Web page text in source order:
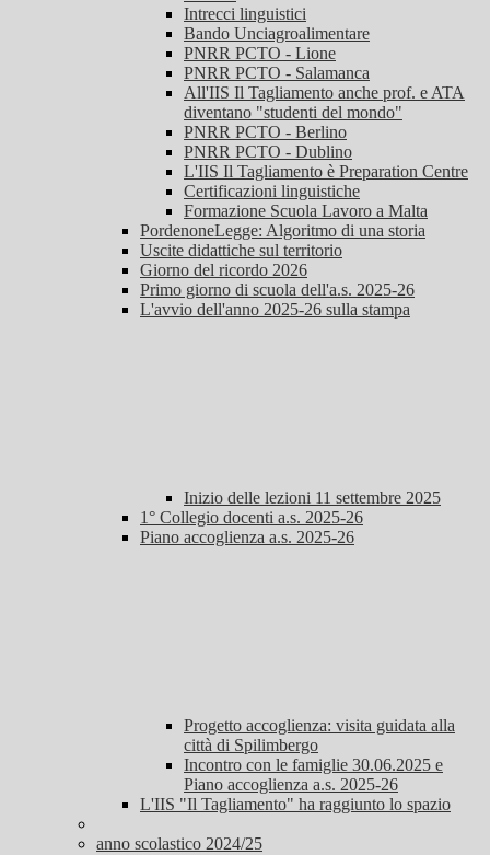
Intrecci linguistici
Bando Unciagroalimentare
PNRR PCTO - Lione
PNRR PCTO - Salamanca
All'IIS Il Tagliamento anche prof. e ATA
diventano "studenti del mondo"
PNRR PCTO - Berlino
PNRR PCTO - Dublino
L'IIS Il Tagliamento è Preparation Centre
Certificazioni linguistiche
Formazione Scuola Lavoro a Malta
PordenoneLegge: Algoritmo di una storia
Uscite didattiche sul territorio
Giorno del ricordo 2026
Primo giorno di scuola dell'a.s. 2025-26
L'avvio dell'anno 2025-26 sulla stampa
Inizio delle lezioni 11 settembre 2025
1° Collegio docenti a.s. 2025-26
Piano accoglienza a.s. 2025-26
Progetto accoglienza: visita guidata alla
città di Spilimbergo
Incontro con le famiglie 30.06.2025 e
Piano accoglienza a.s. 2025-26
L'IIS "Il Tagliamento" ha raggiunto lo spazio
anno scolastico 2024/25